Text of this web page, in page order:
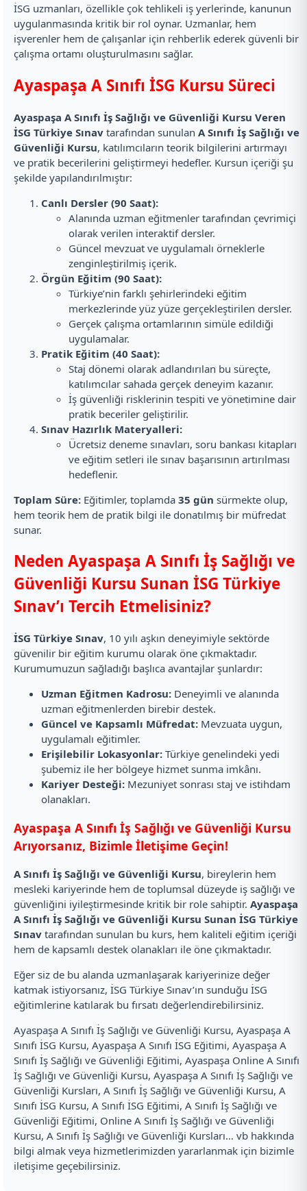
İSG uzmanları, özellikle çok tehlikeli iş yerlerinde, kanunun
uygulanmasında kritik bir rol oynar. Uzmanlar, hem
işverenler hem de çalışanlar için rehberlik ederek güvenli bir
çalışma ortamı oluşturulmasını sağlar.
Ayaspaşa A Sınıfı İSG Kursu Süreci
Ayaspaşa A Sınıfı İş Sağlığı ve Güvenliği Kursu Veren
İSG Türkiye Sınav tarafından sunulan A Sınıfı İş Sağlığı ve
Güvenliği Kursu, katılımcıların teorik bilgilerini artırmayı
ve pratik becerilerini geliştirmeyi hedefler. Kursun içeriği şu
şekilde yapılandırılmıştır:
Canlı Dersler (90 Saat):
Alanında uzman eğitmenler tarafından çevrimiçi
olarak verilen interaktif dersler.
Güncel mevzuat ve uygulamalı örneklerle
zenginleştirilmiş içerik.
Örgün Eğitim (90 Saat):
Türkiye’nin farklı şehirlerindeki eğitim
merkezlerinde yüz yüze gerçekleştirilen dersler.
Gerçek çalışma ortamlarının simüle edildiği
uygulamalar.
Pratik Eğitim (40 Saat):
Staj dönemi olarak adlandırılan bu süreçte,
katılımcılar sahada gerçek deneyim kazanır.
İş güvenliği risklerinin tespiti ve yönetimine dair
pratik beceriler geliştirilir.
Sınav Hazırlık Materyalleri:
Ücretsiz deneme sınavları, soru bankası kitapları
ve eğitim setleri ile sınav başarısının artırılması
hedeflenir.
Toplam Süre: Eğitimler, toplamda 35 gün sürmekte olup,
hem teorik hem de pratik bilgi ile donatılmış bir müfredat
sunar.
Neden Ayaspaşa A Sınıfı İş Sağlığı ve
Güvenliği Kursu Sunan İSG Türkiye
Sınav’ı Tercih Etmelisiniz?
İSG Türkiye Sınav, 10 yılı aşkın deneyimiyle sektörde
güvenilir bir eğitim kurumu olarak öne çıkmaktadır.
Kurumumuzun sağladığı başlıca avantajlar şunlardır:
Uzman Eğitmen Kadrosu: Deneyimli ve alanında
uzman eğitmenlerden birebir destek.
Güncel ve Kapsamlı Müfredat: Mevzuata uygun,
uygulamalı eğitimler.
Erişilebilir Lokasyonlar: Türkiye genelindeki yedi
şubemiz ile her bölgeye hizmet sunma imkânı.
Kariyer Desteği: Mezuniyet sonrası staj ve istihdam
olanakları.
Ayaspaşa A Sınıfı İş Sağlığı ve Güvenliği Kursu
Arıyorsanız, Bizimle İletişime Geçin!
A Sınıfı İş Sağlığı ve Güvenliği Kursu, bireylerin hem
mesleki kariyerinde hem de toplumsal düzeyde iş sağlığı ve
güvenliğini iyileştirmesinde kritik bir role sahiptir. Ayaspaşa
A Sınıfı İş Sağlığı ve Güvenliği Kursu Sunan İSG Türkiye
Sınav tarafından sunulan bu kurs, hem kaliteli eğitim içeriği
hem de kapsamlı destek olanakları ile öne çıkmaktadır.
Eğer siz de bu alanda uzmanlaşarak kariyerinize değer
katmak istiyorsanız, İSG Türkiye Sınav’ın sunduğu İSG
eğitimlerine katılarak bu fırsatı değerlendirebilirsiniz.
Ayaspaşa A Sınıfı İş Sağlığı ve Güvenliği Kursu, Ayaspaşa A
Sınıfı İSG Kursu, Ayaspaşa A Sınıfı İSG Eğitimi, Ayaspaşa A
Sınıfı İş Sağlığı ve Güvenliği Eğitimi, Ayaspaşa Online A Sınıfı
İş Sağlığı ve Güvenliği Kursu, Ayaspaşa A Sınıfı İş Sağlığı ve
Güvenliği Kursları, A Sınıfı İş Sağlığı ve Güvenliği Kursu, A
Sınıfı İSG Kursu, A Sınıfı İSG Eğitimi, A Sınıfı İş Sağlığı ve
Güvenliği Eğitimi, Online A Sınıfı İş Sağlığı ve Güvenliği
Kursu, A Sınıfı İş Sağlığı ve Güvenliği Kursları… vb hakkında
bilgi almak veya hizmetlerimizden yararlanmak için bizimle
iletişime geçebilirsiniz.